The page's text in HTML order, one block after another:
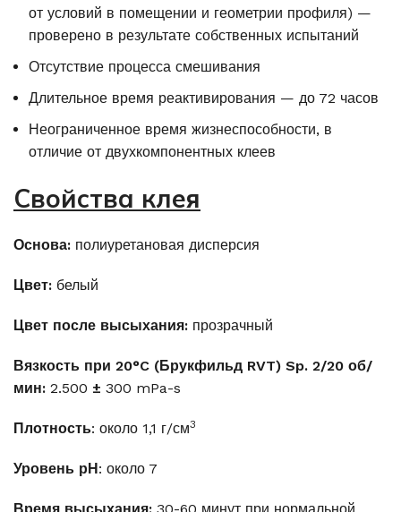
от условий в помещении и геометрии профиля) —
проверено в результате собственных испытаний
Отсутствие процесса смешивания
Длительное время реактивирования — до 72 часов
Неограниченное время жизнеспособности, в
отличие от двухкомпонентных клеев
Свойства клея
Основа: полиуретановая дисперсия
Цвет: белый
Цвет после высыхания: прозрачный
Вязкость при 20°C (Брукфильд RVT) Sp. 2/20 об/
мин: 2.500 ± 300 mPa-s
Плотность: около 1,1 г/см3
Уровень рН: около 7